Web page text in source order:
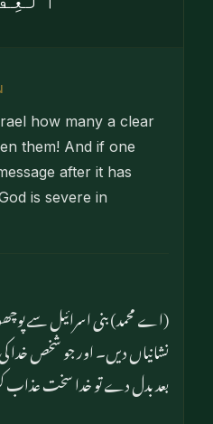
how many a clear
them! And if one
after it has
is severe in
(اے محمد) بنی اسرائیل سے
نشانیاں دیں۔ اور جو شخص
بعد بدل دے تو خدا سخت عذاب